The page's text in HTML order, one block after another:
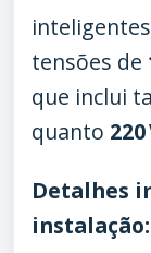
tensões de
que inclui
quanto 220
Detalhes
instalação: